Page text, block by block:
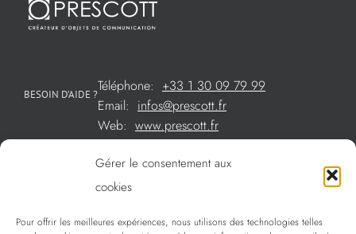
Gérer le consentement aux
cookies
Pour offrir les meilleures expériences, nous utilisons des technologies telles
BESOIN D’AIDE ?Téléphone: +33 1 30 09 79 99
Email: infos@prescott.fr
Web: www.prescott.fr
SOMMAIRE
Créations métal sur mesure
Créations verre sur mesure